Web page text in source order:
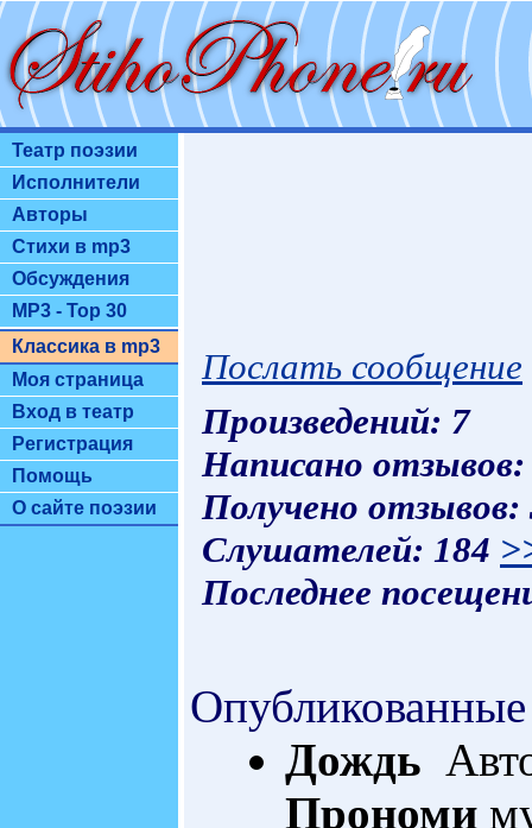
Театр поэзии
Исполнители
Авторы
Стихи в mp3
Обсуждения
MP3 - Top 30
Классика в mp3
Моя страница
Вход в театр
Регистрация
Помощь
О сайте поэзии
Послать сообщение
Произведений: 7
Написано
Получено
Слушателей: 184
Последнее
Дождь
Прономи